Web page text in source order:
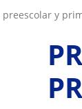
preescolar y